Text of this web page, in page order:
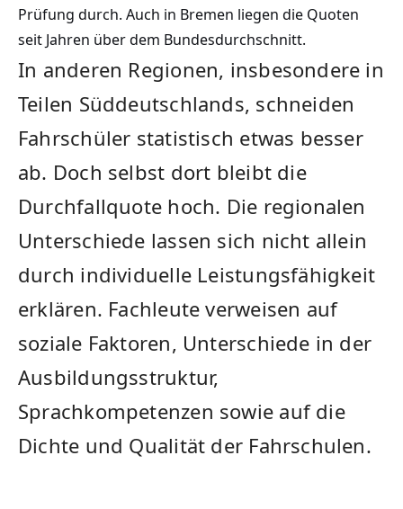
Prüfung durch. Auch in Bremen liegen die Quoten
seit Jahren über dem Bundesdurchschnitt.
In anderen Regionen, insbesondere in
Teilen Süddeutschlands, schneiden
Fahrschüler statistisch etwas besser
ab. Doch selbst dort bleibt die
Durchfallquote hoch. Die regionalen
Unterschiede lassen sich nicht allein
durch individuelle Leistungsfähigkeit
erklären. Fachleute verweisen auf
soziale Faktoren, Unterschiede in der
Ausbildungsstruktur,
Sprachkompetenzen sowie auf die
Dichte und Qualität der Fahrschulen.